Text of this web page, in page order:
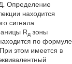
Определение
находится
сигнала
Rдзоны
по формуле
этом имеется в